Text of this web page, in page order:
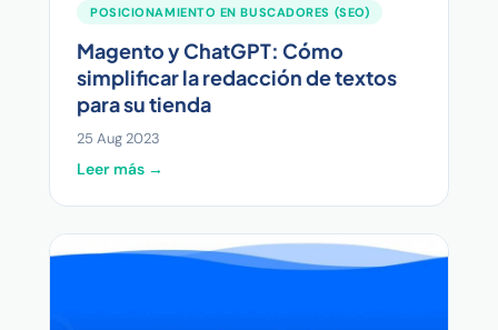
POSICIONAMIENTO EN BUSCADORES (SEO)
Magento y ChatGPT: Cómo
simplificar la redacción de textos
para su tienda
25 Aug 2023
Leer más →